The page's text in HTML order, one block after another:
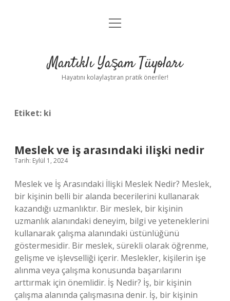
Anasayfa
Yasal Uyarı
menüyü
Mantıklı Yaşam Tüyoları
Hayatını kolaylaştıran pratik öneriler!
Etiket: ki
Meslek ve iş arasındaki ilişki nedir
Tarih: Eylül 1, 2024
Meslek ve İş Arasındaki İlişki Meslek Nedir? Meslek,
bir kişinin belli bir alanda becerilerini kullanarak
kazandığı uzmanlıktır. Bir meslek, bir kişinin
uzmanlık alanındaki deneyim, bilgi ve yeteneklerini
kullanarak çalışma alanındaki üstünlüğünü
göstermesidir. Bir meslek, sürekli olarak öğrenme,
gelişme ve işlevselliği içerir. Meslekler, kişilerin işe
alınma veya çalışma konusunda başarılarını
arttırmak için önemlidir. İş Nedir? İş, bir kişinin
çalışma alanında çalışmasına denir. İş, bir kişinin